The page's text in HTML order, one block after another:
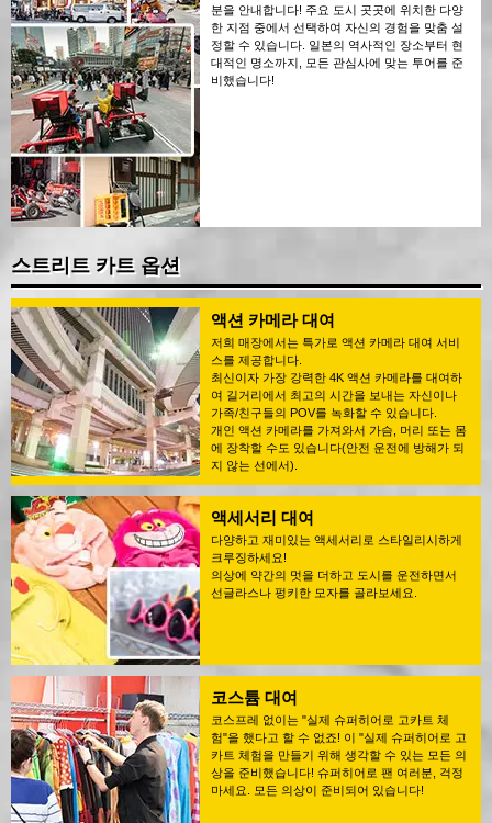
분을 안내합니다! 주요 도시 곳곳에 위치한 다양
한 지점 중에서 선택하여 자신의 경험을 맞춤 설
정할 수 있습니다. 일본의 역사적인 장소부터 현
대적인 명소까지, 모든 관심사에 맞는 투어를 준
비했습니다!
스트리트 카트 옵션
액션 카메라 대여
저희 매장에서는 특가로 액션 카메라 대여 서비
스를 제공합니다.
최신이자 가장 강력한 4K 액션 카메라를 대여하
여 길거리에서 최고의 시간을 보내는 자신이나
가족/친구들의 POV를 녹화할 수 있습니다.
개인 액션 카메라를 가져와서 가슴, 머리 또는 몸
에 장착할 수도 있습니다(안전 운전에 방해가 되
지 않는 선에서).
액세서리 대여
다양하고 재미있는 액세서리로 스타일리시하게
크루징하세요!
의상에 약간의 멋을 더하고 도시를 운전하면서
선글라스나 펑키한 모자를 골라보세요.
코스튬 대여
코스프레 없이는 "실제 슈퍼히어로 고카트 체
험"을 했다고 할 수 없죠! 이 "실제 슈퍼히어로 고
카트 체험을 만들기 위해 생각할 수 있는 모든 의
상을 준비했습니다! 슈퍼히어로 팬 여러분, 걱정
마세요. 모든 의상이 준비되어 있습니다!